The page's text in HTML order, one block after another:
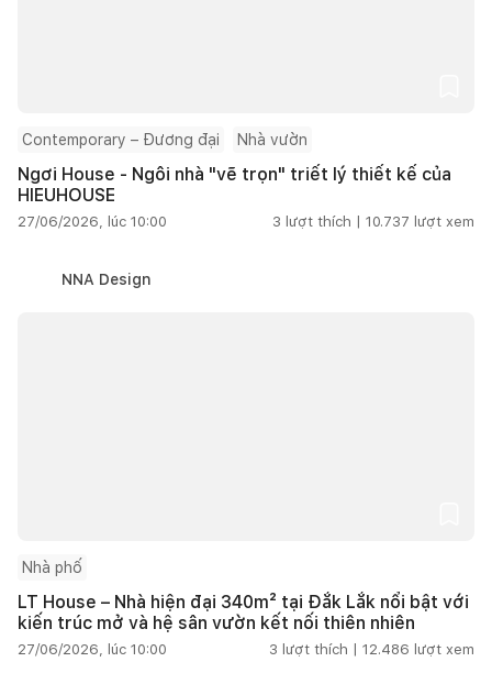
Contemporary – Đương đại Nhà vườn
Ngơi House - Ngôi nhà "vẽ trọn" triết lý thiết kế của
HIEUHOUSE
27/06/2026, lúc 10:00 3 lượt thích | 10.737 lượt xem
NNA Design
Nhà phố
LT House – Nhà hiện đại 340m² tại Đắk Lắk nổi bật với
kiến trúc mở và hệ sân vườn kết nối thiên nhiên
27/06/2026, lúc 10:00 3 lượt thích | 12.486 lượt xem